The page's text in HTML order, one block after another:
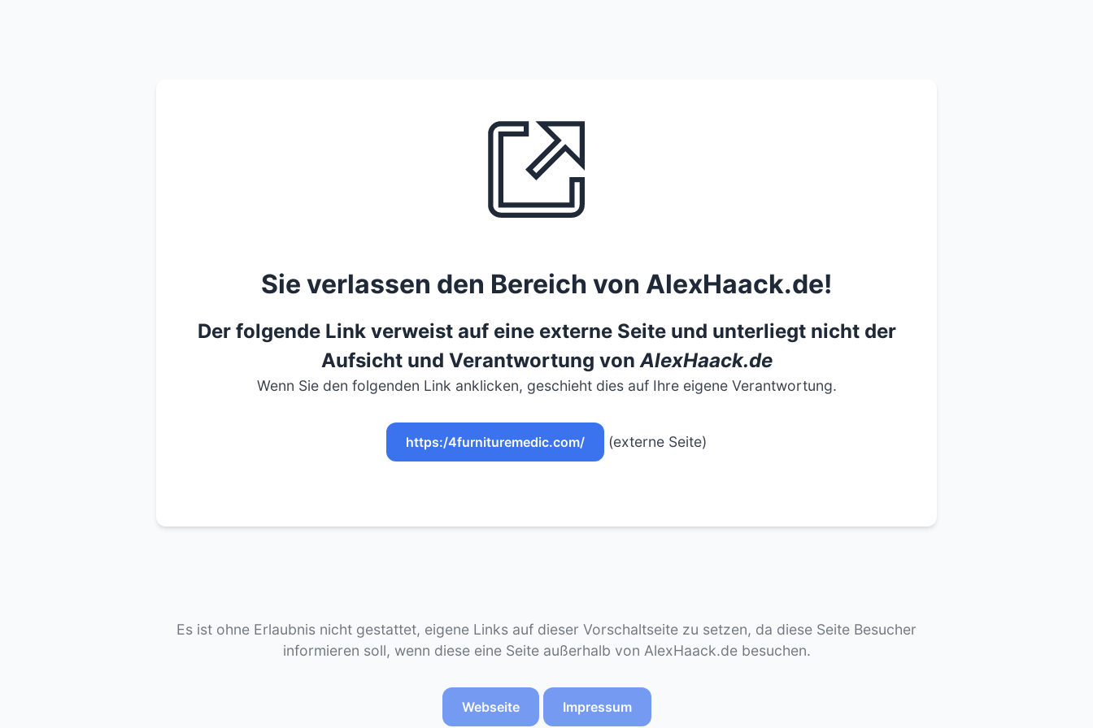
Sie verlassen den Bereich von AlexHaack.de!
Der folgende Link verweist auf eine externe Seite und unterliegt nicht der
Aufsicht und Verantwortung vonAlexHaack.de
Wenn Sie den folgenden Link anklicken, geschieht dies auf Ihre eigene Verantwortung.
https:/4furnituremedic.com/ (externe Seite)
Es ist ohne Erlaubnis nicht gestattet, eigene Links auf dieser Vorschaltseite zu setzen, da diese Seite Besucher
informieren soll, wenn diese eine Seite außerhalb von AlexHaack.de besuchen.
Webseite Impressum